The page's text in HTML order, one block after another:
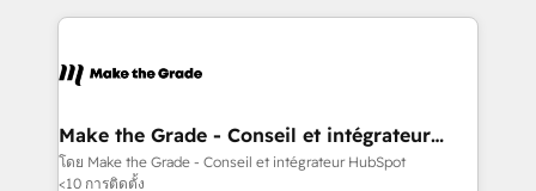
agency for a GTM engineer’s job. The choice is
collecte et de l’analyse des données pour des
de la productivité des équipes Notre équipe de 30
avec un engagement total, alignant processus
métiers et technologie, et guidant vos équipes à
Make the Grade - Conseil et intégrateur
HubSpot
โดย Make the Grade - Conseil et intégrateur HubSpot
<10 การติดตั้ง